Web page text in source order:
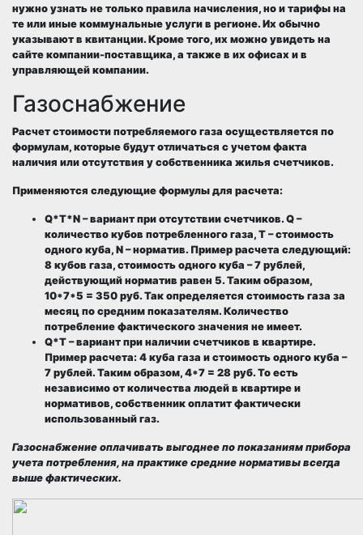
нужно узнать не только правила начисления, но и тарифы на
те или иные коммунальные услуги в регионе. Их обычно
указывают в квитанции. Кроме того, их можно увидеть на
сайте компании-поставщика, а также в их офисах и в
управляющей компании.
Газоснабжение
Расчет стоимости потребляемого газа осуществляется по
формулам, которые будут отличаться с учетом факта
наличия или отсутствия у собственника жилья счетчиков.
Применяются следующие формулы для расчета:
Q*T*N – вариант при отсутствии счетчиков. Q –
количество кубов потребленного газа, T – стоимость
одного куба, N – норматив. Пример расчета следующий:
8 кубов газа, стоимость одного куба – 7 рублей,
действующий норматив равен 5. Таким образом,
10*7*5 = 350 руб. Так определяется стоимость газа за
месяц по средним показателям. Количество
потребление фактического значения не имеет.
Q*T – вариант при наличии счетчиков в квартире.
Пример расчета: 4 куба газа и стоимость одного куба –
7 рублей. Таким образом, 4*7 = 28 руб. То есть
независимо от количества людей в квартире и
нормативов, собственник оплатит фактически
использованный газ.
Газоснабжение оплачивать выгоднее по показаниям прибора
учета потребления, на практике средние нормативы всегда
выше фактических.